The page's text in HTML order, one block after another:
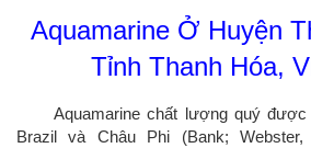
Aquamarine Ở Huyện
Tỉnh Thanh Hóa,
Aquamarine chất lượng quý
Brazil và Châu Phi (Bank;